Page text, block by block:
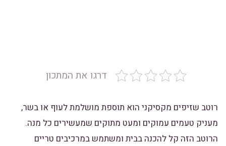
דרגו את המתכון
רוטב שזיפים מקסיקני הוא תוספת מושלמת לעוף או בשר,
מעניק טעמים עמוקים ומעט מתוקים שמעשירים כל מנה.
הרוטב הזה קל להכנה בבית ומשתמש במרכיבים טריים